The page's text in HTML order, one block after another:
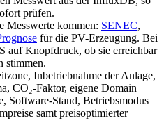
prüfen.
Messwerte kommen: SENEC,
für die PV-Erzeugung. Bei
auf Knopfdruck, ob sie erreichbar
stimmen.
Inbetriebnahme der Anlage,
CO₂-Faktor, eigene Domain
Software-Stand, Betriebsmodus
samt preisoptimierter